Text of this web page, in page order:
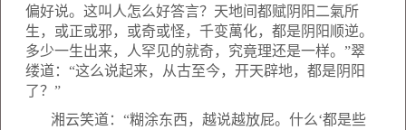
偏好说。这叫人怎么好答言？天地间都赋阴阳二氣所
生，或正或邪，或奇或怪，千变萬化，都是阴阳顺逆。
多少一生出来，人罕见的就奇，究竟理还是一样。”翠
缕道：“这么说起来，从古至今，开天辟地，都是阴阳
了？”
湘云笑道：“糊涂东西，越说越放屁。什么‘都是些